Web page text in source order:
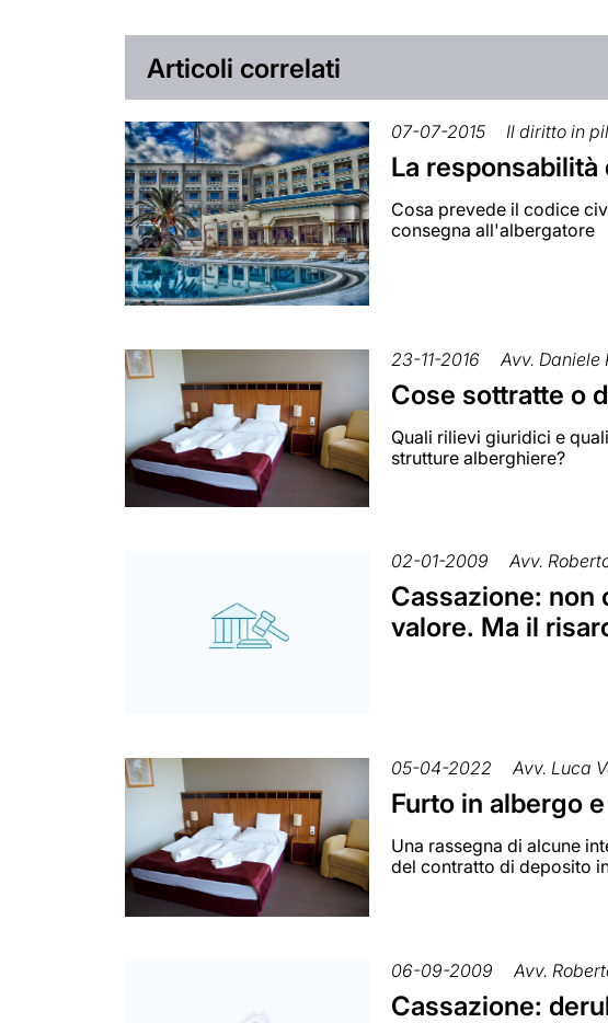
Articoli correlati
07-07-2015 Il diritto in
La
Cosa prevede il codice
consegna all'albergatore
23-11-2016 Avv. Daniele
Cose sottratte o
Quali rilievi giuridici e
strutture alberghiere?
02-01-2009 Avv.
Cassazione:
valore. Ma il
05-04-2022 Avv. Luca
Furto in albergo
Una rassegna di alcune
del contratto di deposito
06-09-2009 Avv.
Cassazione: